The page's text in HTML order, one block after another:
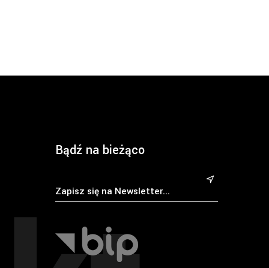
Bądź na bieżąco
&